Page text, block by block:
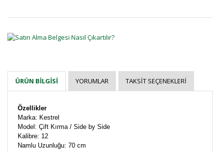
ÜRÜN BILGISI YORUMLAR TAKSIT SEÇENEKLERI
Özellikler
Marka: Kestrel
Model: Çift Kırma / Side by Side
Kalibre: 12
Namlu Uzunluğu: 70 cm